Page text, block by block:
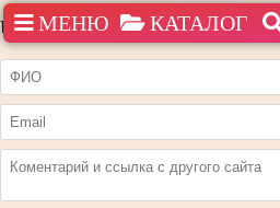
Нашли дешевле?
МЕНЮ КАТАЛОГ